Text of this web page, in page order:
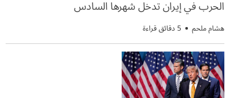
الحرب في إيران تدخل شهرها السادس
هشام ملحم 5 دقائق قراءة